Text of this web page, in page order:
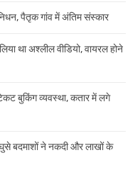
निधन, पैतृक गांव में अंतिम संस्कार
था अश्लील वीडियो, वायरल होने
बुकिंग व्यवस्था, कतार में लगे
बदमाशों ने नकदी और लाखों के